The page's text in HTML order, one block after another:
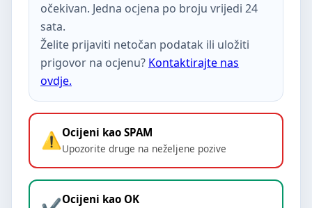
očekivan. Jedna ocjena po broju vrijedi 24
sata.
Želite prijaviti netočan podatak ili uložiti
prigovor na ocjenu? Kontaktirajte nas
ovdje.
Ocijeni kao SPAM
Upozorite druge na neželjene pozive
Ocijeni kao OK